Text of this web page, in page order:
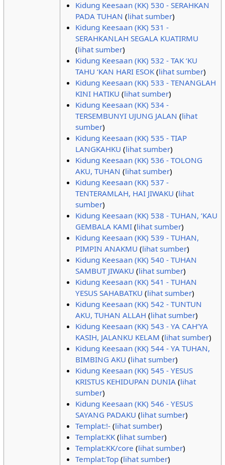
Kidung Keesaan (KK) 530 - SERAHKAN
PADA TUHAN (lihat sumber)
Kidung Keesaan (KK) 531 -
SERAHKANLAH SEGALA KUATIRMU
(lihat sumber)
Kidung Keesaan (KK) 532 - TAK ‘KU
TAHU ‘KAN HARI ESOK (lihat sumber)
Kidung Keesaan (KK) 533 - TENANGLAH
KINI HATIKU (lihat sumber)
Kidung Keesaan (KK) 534 -
TERSEMBUNYI UJUNG JALAN (lihat
sumber)
Kidung Keesaan (KK) 535 - TIAP
LANGKAHKU (lihat sumber)
Kidung Keesaan (KK) 536 - TOLONG
AKU, TUHAN (lihat sumber)
Kidung Keesaan (KK) 537 -
TENTERAMLAH, HAI JIWAKU (lihat
sumber)
Kidung Keesaan (KK) 538 - TUHAN, ‘KAU
GEMBALA KAMI (lihat sumber)
Kidung Keesaan (KK) 539 - TUHAN,
PIMPIN ANAKMU (lihat sumber)
Kidung Keesaan (KK) 540 - TUHAN
SAMBUT JIWAKU (lihat sumber)
Kidung Keesaan (KK) 541 - TUHAN
YESUS SAHABATKU (lihat sumber)
Kidung Keesaan (KK) 542 - TUNTUN
AKU, TUHAN ALLAH (lihat sumber)
Kidung Keesaan (KK) 543 - YA CAH’YA
KASIH, JALANKU KELAM (lihat sumber)
Kidung Keesaan (KK) 544 - YA TUHAN,
BIMBING AKU (lihat sumber)
Kidung Keesaan (KK) 545 - YESUS
KRISTUS KEHIDUPAN DUNIA (lihat
sumber)
Kidung Keesaan (KK) 546 - YESUS
SAYANG PADAKU (lihat sumber)
Templat:!- (lihat sumber)
Templat:KK (lihat sumber)
Templat:KK/core (lihat sumber)
Templat:Top (lihat sumber)